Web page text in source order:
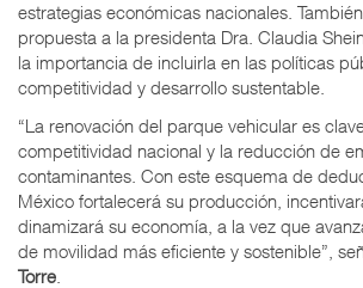
estrategias económicas nacionales.
propuesta a la presidenta Dra. Claudia
la importancia de incluirla en las políticas
competitividad y desarrollo sustentable.
“La renovación del parque vehicular es
competitividad nacional y la reducción de
contaminantes. Con este esquema de
México fortalecerá su producción,
dinamizará su economía, a la vez que
de movilidad más eficiente y sostenible”,
Torre